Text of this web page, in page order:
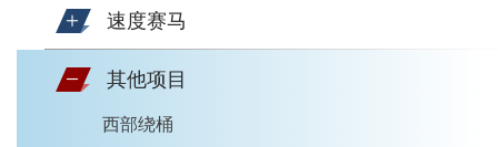
速度赛马
其他项目
西部绕桶